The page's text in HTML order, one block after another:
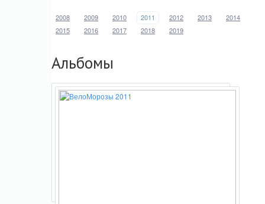
2008 2009 2010 2011 2012 2013
2014
2015
2016 2017 2018 2019
Альбомы